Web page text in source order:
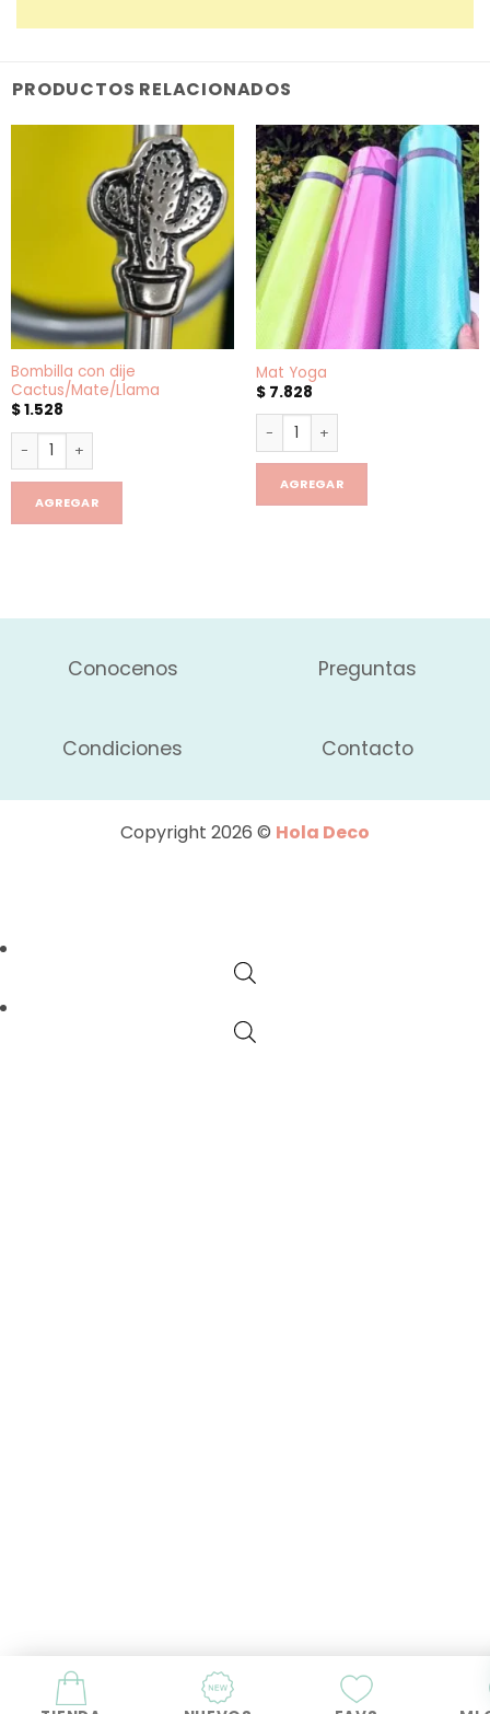
PRODUCTOS RELACIONADOS
Bombilla con dije
Cactus/Mate/Llama
$1.528
Bombilla con dije Cactus/Mate/Llama cantidad
AGREGAR
Mat Yoga
$7.828
Mat Yoga cantidad
AGREGAR
Conocenos Preguntas
Condiciones Contacto
Copyright 2026 © Hola Deco